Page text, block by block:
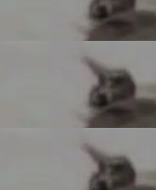
本身
对
Dee
递同
绝包
得